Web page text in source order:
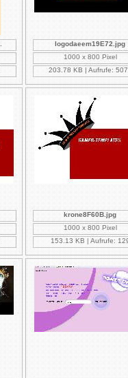
logodaeem19E72.jpg
1000 x 800 Pixel
203.78 KB | Aufrufe:
krone8F60B.jpg
1000 x 800 Pixel
153.13 KB | Aufrufe: